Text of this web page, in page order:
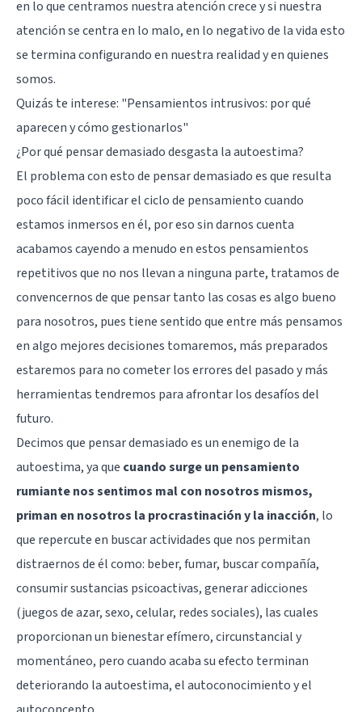
en lo que centramos nuestra atención crece y si nuestra
atención se centra en lo malo, en lo negativo de la vida esto
se termina configurando en nuestra realidad y en quienes
somos.
Quizás te interese: "Pensamientos intrusivos: por qué
aparecen y cómo gestionarlos"
¿Por qué pensar demasiado desgasta la autoestima?
El problema con esto de pensar demasiado es que resulta
poco fácil identificar el ciclo de pensamiento cuando
estamos inmersos en él, por eso sin darnos cuenta
acabamos cayendo a menudo en estos pensamientos
repetitivos que no nos llevan a ninguna parte, tratamos de
convencernos de que pensar tanto las cosas es algo bueno
para nosotros, pues tiene sentido que entre más pensamos
en algo mejores decisiones tomaremos, más preparados
estaremos para no cometer los errores del pasado y más
herramientas tendremos para afrontar los desafíos del
futuro.
Decimos que pensar demasiado es un enemigo de la
autoestima, ya que cuando surge un pensamiento
rumiante nos sentimos mal con nosotros mismos,
priman en nosotros la procrastinacióny la inacción, lo
que repercute en buscar actividades que nos permitan
distraernos de él como: beber, fumar, buscar compañía,
consumir sustancias psicoactivas, generar adicciones
(juegos de azar, sexo, celular, redes sociales), las cuales
proporcionan un bienestar efímero, circunstancial y
momentáneo, pero cuando acaba su efecto terminan
deteriorando la autoestima, el autoconocimiento y el